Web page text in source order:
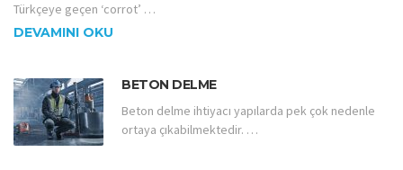
Türkçeye geçen ‘corrot’ …
DEVAMINI OKU
BETON DELME
Beton delme ihtiyacı yapılarda pek çok nedenle
ortaya çıkabilmektedir. …